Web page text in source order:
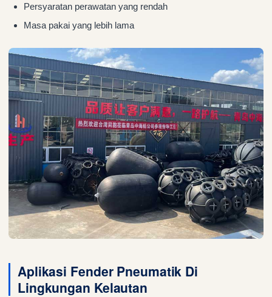
Persyaratan perawatan yang rendah
Masa pakai yang lebih lama
Aplikasi Fender Pneumatik Di
Lingkungan Kelautan